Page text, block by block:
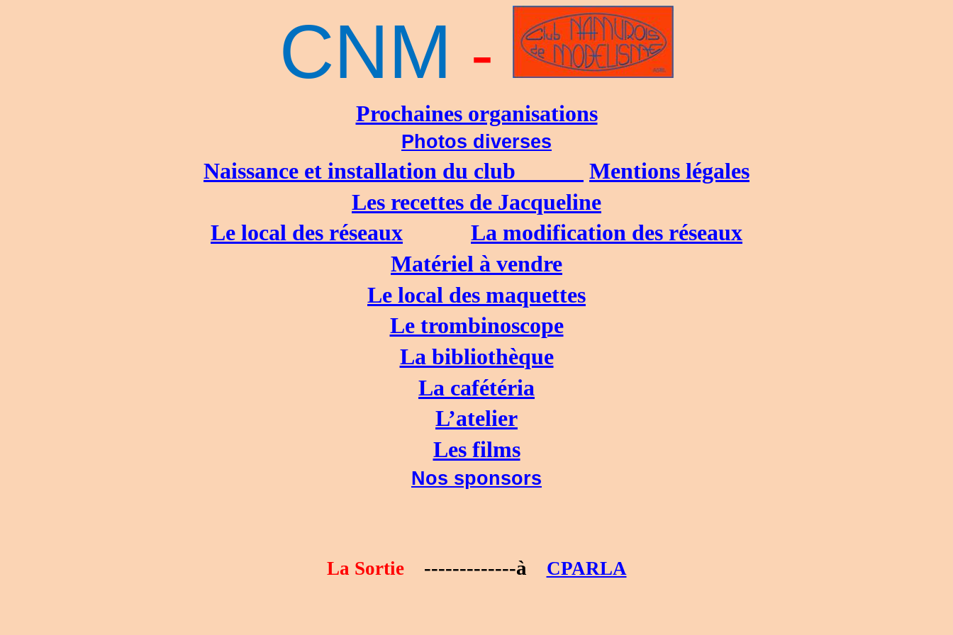
CNM -
Prochaines organisations
Photos diverses
Naissance et installation du club
Mentions légales
Les recettes de Jacqueline
Le local des réseaux
La modification des réseaux
Matériel à vendre
Le local des maquettes
Le trombinoscope
La bibliothèque
La cafétéria
L’atelier
Les films
Nos sponsors
La Sortie -------------à CPARLA